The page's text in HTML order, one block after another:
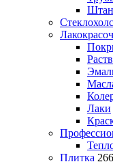
Лаки
Плитка 266